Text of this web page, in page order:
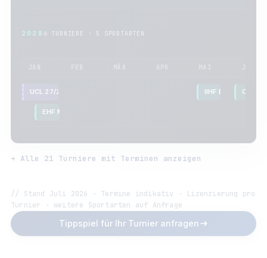
2028 6 TURNIERE · 5 SPORTARTEN
UCL 27/28 – Ligaphase
EHF Männer-EM 2028
IIHF Eishockey-
Copa
Alle 21 Turniere mit Terminen anzeigen
// Stand Juli 2026 · Termine indikativ · Lizenzierung pro
Turnier · weitere Sportarten auf Anfrage
Tippspiel für Ihr Turnier anfragen